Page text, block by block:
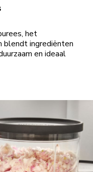
het
blendt ingrediënten
en ideaal